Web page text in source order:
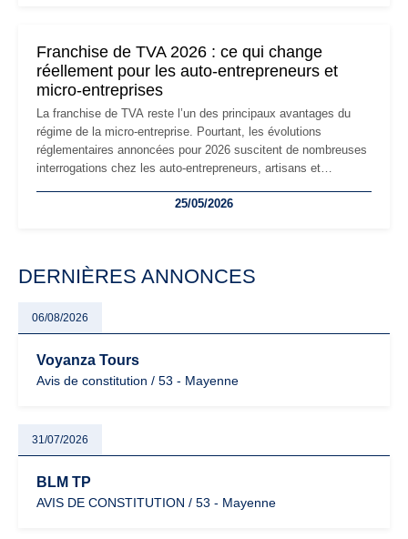
Franchise de TVA 2026 : ce qui change
réellement pour les auto-entrepreneurs et
micro-entreprises
La franchise de TVA reste l’un des principaux avantages du
régime de la micro-entreprise. Pourtant, les évolutions
réglementaires annoncées pour 2026 suscitent de nombreuses
interrogations chez les auto-entrepreneurs, artisans et
facturation ou risque de bascule vers la TVA : les règles
25/05/2026
DERNIÈRES ANNONCES
06/08/2026
Voyanza Tours
Avis de constitution / 53 - Mayenne
31/07/2026
BLM TP
AVIS DE CONSTITUTION / 53 - Mayenne